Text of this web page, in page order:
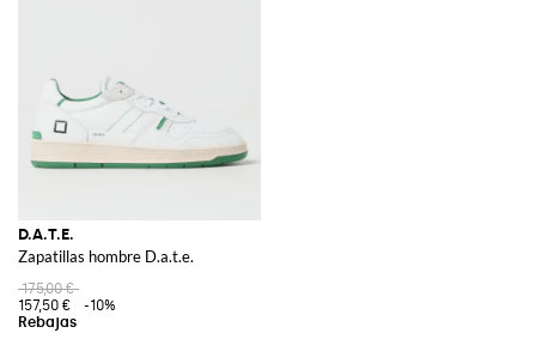
D.A.T.E.
Zapatillas hombre D.a.t.e.
175,00 €
157,50 €
-10%